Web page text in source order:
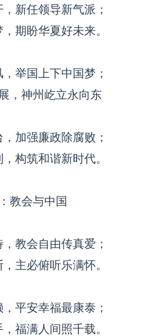
新任领导新气派；
期盼华夏好未来。
举国上下中国梦；
，神州屹立永向东
加强廉政除腐败；
构筑和谐新时代。
教会与中国
教会自由传真爱；
主必俯听乐满怀。
平安幸福最康泰；
福满人间照千载。